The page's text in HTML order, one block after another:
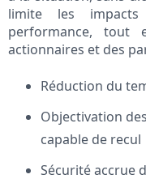
limite les
performance, tout
actionnaires et des
Réduction du
Objectivation
capable de recul
Sécurité accrue